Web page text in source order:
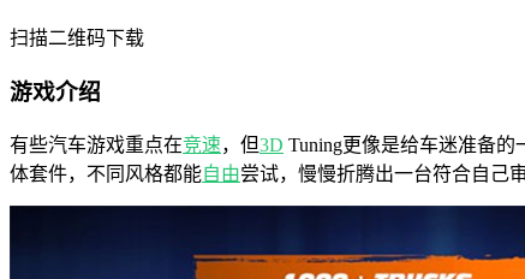
扫描二维码下载
游戏介绍
有些汽车游戏重点在竞速，但3D Tuning更像是给车迷准备的
体套件，不同风格都能自由尝试，慢慢折腾出一台符合自己